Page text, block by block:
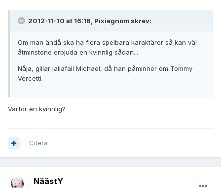
2012-11-10 at 16:16, Pixiegnom skrev:
Om man ändå ska ha flera spelbara karaktärer så kan väl
åtminstone erbjuda en kvinnlig sådan...
Nåja, gillar iallafall Michael, då han påminner om Tommy
Vercetti.
Varför en kvinnlig?
Citera
NäästY